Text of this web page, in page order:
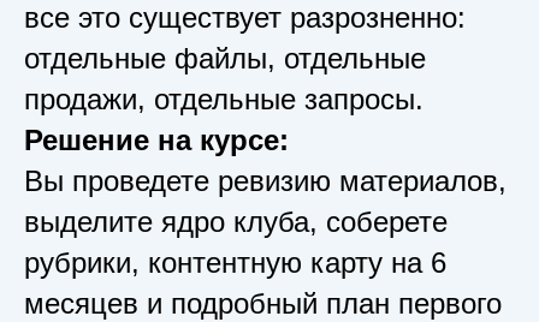
все это существует разрозненно:
отдельные файлы, отдельные
продажи, отдельные запросы.
Решение на курсе:
Вы проведете ревизию материалов,
выделите ядро клуба, соберете
рубрики, контентную карту на 6
месяцев и подробный план первого